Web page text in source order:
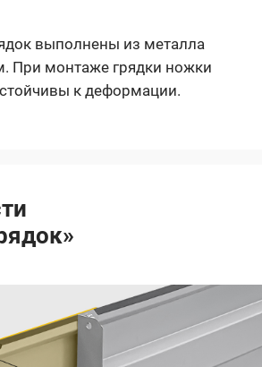
выполнены из металла
При монтаже грядки ножки
к деформации.